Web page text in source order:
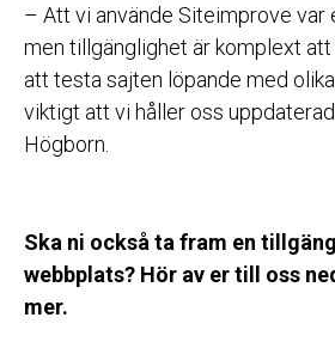
– Att vi använde Siteimprove var
men tillgänglighet är komplext
att testa sajten löpande med
viktigt att vi håller oss
Högborn.
Ska ni också ta fram en
webbplats? Hör av er till oss
mer.